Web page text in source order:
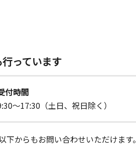
行っています
付時間
～17:30（土日、祝日除く）
からもお問い合わせいただけます。